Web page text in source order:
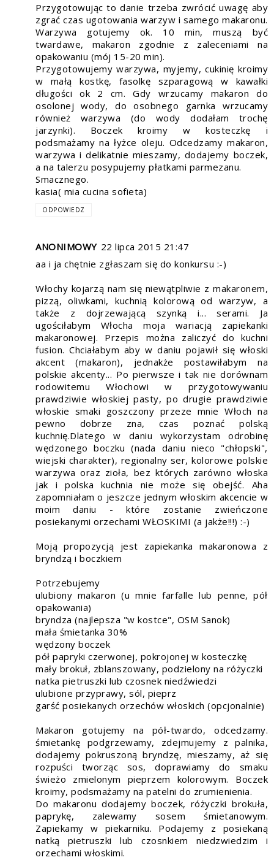
Przygotowując to danie trzeba zwrócić uwagę aby
zgrać czas ugotowania warzyw i samego makaronu.
Warzywa gotujemy ok. 10 min, muszą być
twardawe, makaron zgodnie z zaleceniami na
opakowaniu (mój 15-20 min).
Przygotowujemy warzywa, myjemy, cukinię kroimy
w małą kostkę, fasolkę szparagową w kawałki
długości ok 2 cm. Gdy wrzucamy makaron do
osolonej wody, do osobnego garnka wrzucamy
również warzywa (do wody dodałam trochę
jarzynki). Boczek kroimy w kosteczkę i
podsmażamy na łyżce oleju. Odcedzamy makaron,
warzywa i delikatnie mieszamy, dodajemy boczek,
a na talerzu posypujemy płatkami parmezanu.
Smacznego.
kasia( mia cucina sofieta)
ODPOWIEDZ
ANONIMOWY 22 lipca 2015 21:47
aa i ja chętnie zgłaszam się do konkursu :-)
Włochy kojarzą nam się niewątpliwie z makaronem,
pizzą, oliwkami, kuchnią kolorową od warzyw, a
także z dojrzewającą szynką i... serami. Ja
ugościłabym Włocha moja wariacją zapiekanki
makaronowej. Przepis można zaliczyć do kuchni
fusion. Chciałabym aby w daniu pojawił się włoski
akcent (makaron), jednakże postawiłabym na
polskie akcenty... Po pierwsze i tak nie dorównam
rodowitemu Włochowi w przygotowywaniu
prawdziwie włoskiej pasty, po drugie prawdziwie
włoskie smaki goszczony przeze mnie Włoch na
pewno dobrze zna, czas poznać polską
kuchnię.Dlatego w daniu wykorzystam odrobinę
wędzonego boczku (nada daniu nieco "chłopski",
wiejski charakter), regionalny ser, kolorowe polskie
warzywa oraz zioła, bez których zarówno włoska
jak i polska kuchnia nie może się obejść. Aha
zapomniałam o jeszcze jednym włoskim akcencie w
moim daniu - które zostanie zwieńczone
posiekanymi orzechami WŁOSKIMI (a jakże!!!) :-)
Moją propozycją jest zapiekanka makaronowa z
bryndzą i boczkiem
Potrzebujemy
ulubiony makaron (u mnie farfalle lub penne, pół
opakowania)
bryndza (najlepsza "w kostce", OSM Sanok)
mała śmietanka 30%
wędzony boczek
pół papryki czerwonej, pokrojonej w kosteczkę
mały brokuł, zblanszowany, podzielony na różyczki
natka pietruszki lub czosnek niedźwiedzi
ulubione przyprawy, sól, pieprz
garść posiekanych orzechów włoskich (opcjonalnie)
Makaron gotujemy na pół-twardo, odcedzamy.
śmietankę podgrzewamy, zdejmujemy z palnika,
dodajemy pokruszoną bryndzę, mieszamy, aż się
rozpuści tworząc sos, doprawiamy do smaku
świeżo zmielonym pieprzem kolorowym. Boczek
kroimy, podsmażamy na patelni do zrumienienia.
Do makaronu dodajemy boczek, różyczki brokuła,
paprykę, zalewamy sosem śmietanowym.
Zapiekamy w piekarniku. Podajemy z posiekaną
natką pietruszki lub czosnkiem niedzwiedzim i
orzechami włoskimi.